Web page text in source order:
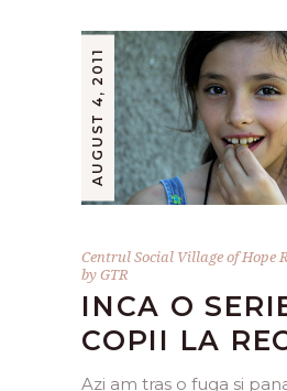
AUGUST 4, 2011
Centrul Social Village of Hope
byGTR
INCA O
COPII LA
Azi am tras o fuga si